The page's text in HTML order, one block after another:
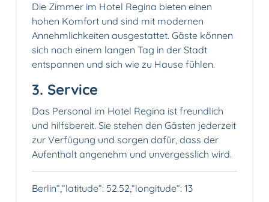
Die Zimmer im Hotel Regina bieten einen
hohen Komfort und sind mit modernen
Annehmlichkeiten ausgestattet. Gäste können
sich nach einem langen Tag in der Stadt
entspannen und sich wie zu Hause fühlen.
3. Service
Das Personal im Hotel Regina ist freundlich
und hilfsbereit. Sie stehen den Gästen jederzeit
zur Verfügung und sorgen dafür, dass der
Aufenthalt angenehm und unvergesslich wird.
Berlin“,“latitude“: 52.52,“longitude“: 13